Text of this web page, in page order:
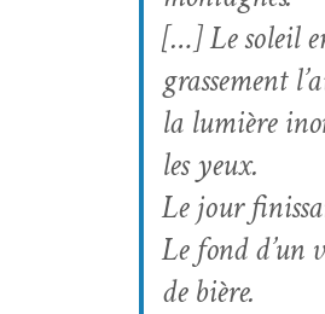
[…]Le soleil
grasse­ment
la lumière
les yeux.
Le jour
Le fond d’un
de bière.